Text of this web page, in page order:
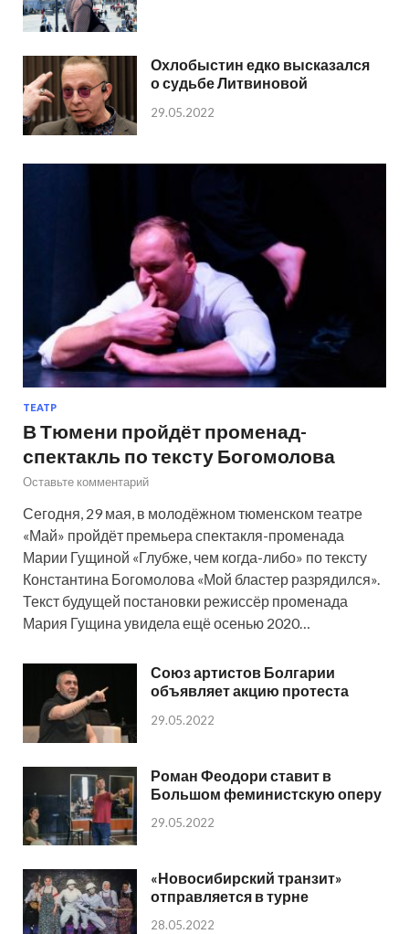
Охлобыстин едко высказался
о судьбе Литвиновой
29.05.2022
ТЕАТР
В Тюмени пройдёт променад-
спектакль по тексту Богомолова
Оставьте комментарий
Сегодня, 29 мая, в молодёжном тюменском театре
«Май» пройдёт премьера спектакля-променада
Марии Гущиной «Глубже, чем когда-либо» по тексту
Константина Богомолова «Мой бластер разрядился».
Текст будущей постановки режиссёр променада
Мария Гущина увидела ещё осенью 2020…
Союз артистов Болгарии
объявляет акцию протеста
29.05.2022
Роман Феодори ставит в
Большом феминистскую оперу
29.05.2022
«Новосибирский транзит»
отправляется в турне
28.05.2022